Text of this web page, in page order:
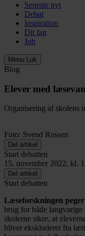
Seneste nyt
Debat
Inspiration
Dit fag
Job
Menu Luk
Blog
Elever med
Organisering af skolens
Foto: Svend Rossen
Del artikel
Start debatten
15. november 2022, kl.
Del artikel
Start debatten
Læseforskningen
brug for både langvarige
skolerne sikre, at
bliver ekskluderet fra